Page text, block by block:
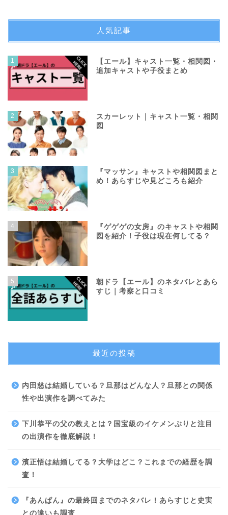
人気記事
1
【エール】キャスト一覧・相関図・
追加キャストや子役まとめ
2
スカーレット｜キャスト一覧・相関
図
3
『マッサン』キャストや相関図まと
め！あらすじや見どころも紹介
4
『ゲゲゲの女房』のキャストや相関
図を紹介！子役は現在何してる？
5
朝ドラ【エール】のネタバレとあら
すじ｜考察と口コミ
最近の投稿
内田慈は結婚している？旦那はどんな人？旦那との関係
性や出演作を調べてみた
下川恭平の父の教えとは？国宝級のイケメンぶりと注目
の出演作を徹底解説！
濱正悟は結婚してる？大学はどこ？これまでの経歴を調
査！
『あんぱん』の最終回までのネタバレ！あらすじと史実
との違いも調査